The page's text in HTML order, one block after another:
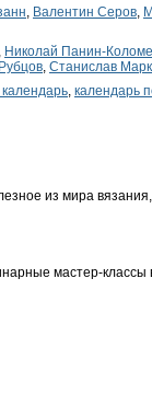
, Валентин Серов,
, Николай Панин-
, Станислав
, календарь
из мира
мастер-классы